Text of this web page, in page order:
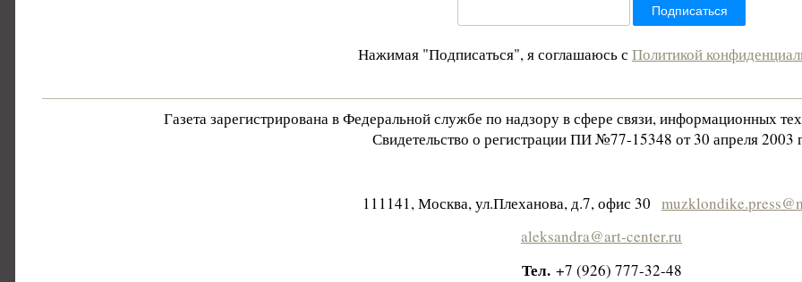
Нажимая "Подписаться", я соглашаюсь с Политикой
Газета зарегистрирована в Федеральной службе по надзору в сфере связи, информационных
Свидетельство о регистрации ПИ №77-15348 от 30 апреля 2003
111141, Москва, ул.Плеханова, д.7, офис 30
aleksandra@art-center.ru
Тел. +7 (926) 777-32-48